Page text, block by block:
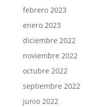
febrero 2023
enero 2023
diciembre 2022
noviembre 2022
octubre 2022
septiembre 2022
junio 2022